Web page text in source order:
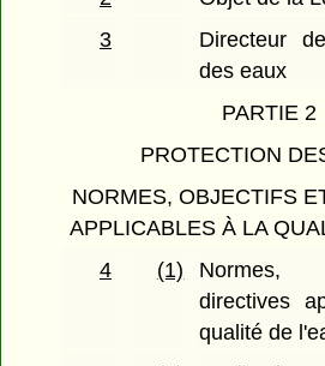
3
Directeur
des eaux
PARTIE 2
PROTECTION
NORMES, OBJECTIFS
APPLICABLES À LA
4
(1)
Normes,
directives
qualité de